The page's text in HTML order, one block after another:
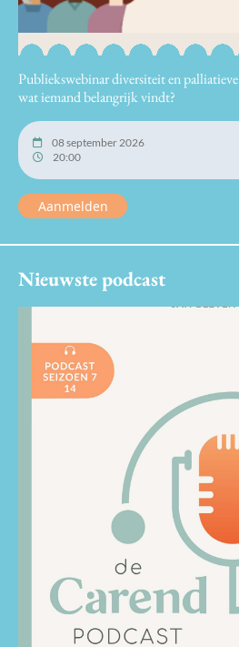
Publiekswebinar diversiteit en
wat iemand belangrijk vindt?
08 september 2026
20:00
Aanmelden
Nieuwste podcast